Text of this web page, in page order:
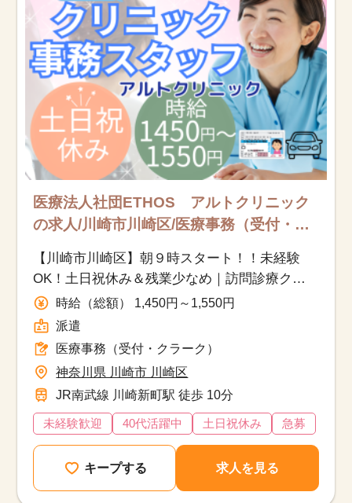
医療法人社団ETHOS アルトクリニック
の求人/川崎市川崎区/医療事務（受付・ク
【川崎市川崎区】朝９時スタート！！未経験
OK！土日祝休み＆残業少なめ｜訪問診療クリ
ニック事務スタッフ｜30代40代活躍中
時給（総額） 1,450円～1,550円
派遣
医療事務（受付・クラーク）
神奈川県 川崎市 川崎区
JR南武線 川崎新町駅 徒歩 10分
未経験歓迎 40代活躍中 土日祝休み 急募
キープする 求人を見る